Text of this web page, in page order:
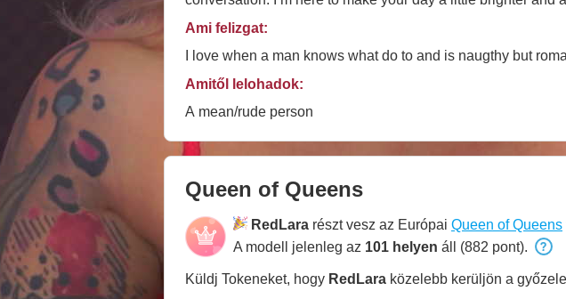
Ami felizgat:
I love when a man knows what do to and is naugthy but
Amitől lelohadok:
A mean/rude person
Queen of Queens
RedLara részt vesz az Európai Queen of Queens
A modell jelenleg az 101 helyen áll (882 pont).
Küldj Tokeneket, hogy RedLara közelebb kerüljön a